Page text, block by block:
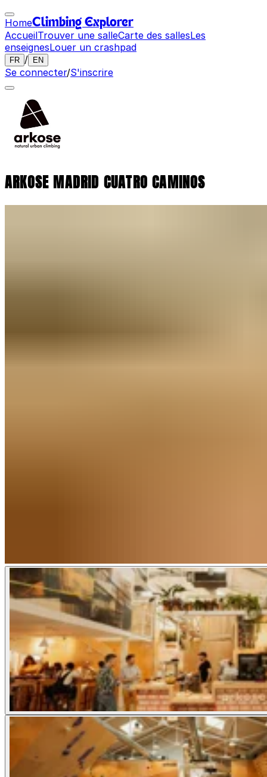
HomeClimbing Explorer
AccueilTrouver une salleCarte des sallesLes
enseignesLouer un crashpad
FR / EN
Se connecter/S'inscrire
ARKOSE MADRID CUATRO CAMINOS